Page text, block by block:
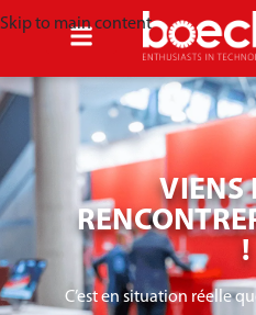
Skip to main content
VIENS
!
C’est en situation réelle